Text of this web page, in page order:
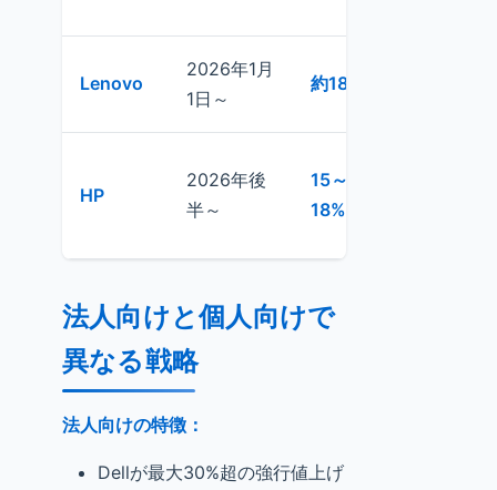
Lenovo
2026年1月
1日～
約18%
HP
2026年後
半～
15～
18%
法人向けと個人向けで
異なる戦略
法人向けの特徴：
Dellが最大30%超の強行値上げ